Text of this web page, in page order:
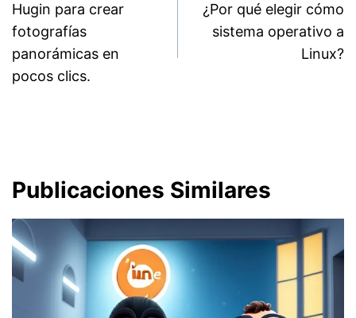
de
entradas
Hugin para crear
fotografías
panorámicas en
pocos clics.
¿Por qué elegir cómo
sistema operativo a
Linux?
Publicaciones Similares